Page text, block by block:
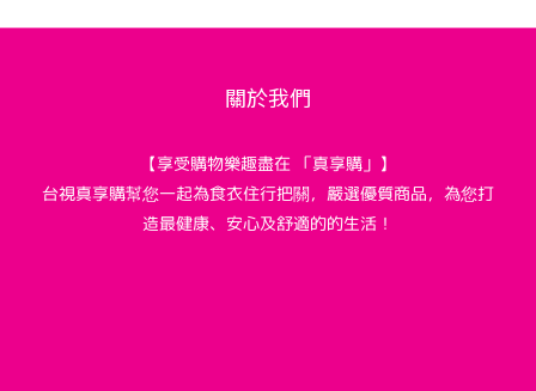
關於我們
【享受購物樂趣盡在 「真享購」】
台視真享購幫您一起為食衣住行把關，嚴選優質商品，為您打
造最健康、安心及舒適的的生活！